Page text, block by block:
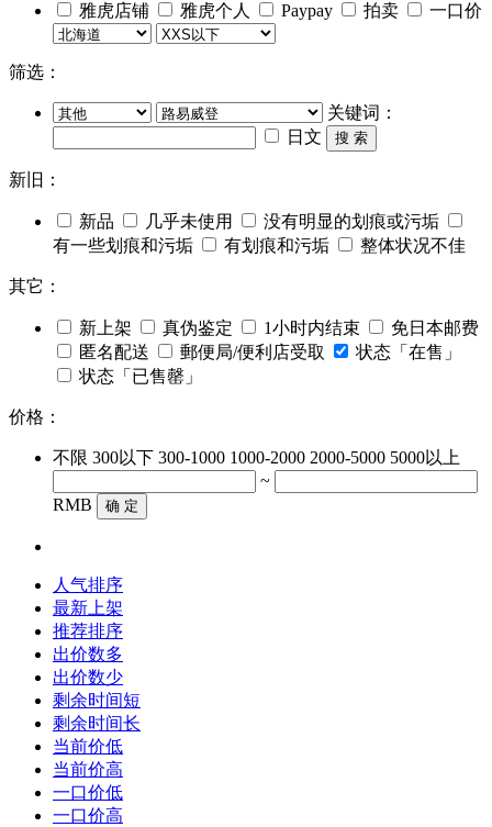
雅虎店铺 雅虎个人 Paypay 拍卖 一口价
筛选：
关键词：
日文
搜 索
新旧：
新品 几乎未使用
没有明显的划痕或污垢
有一些划痕和污垢
有划痕和污垢 整体状况不佳
其它：
新上架 真伪鉴定 1小时内结束
免日本邮费
匿名配送
郵便局/便利店受取
状态「在售」
状态「已售罄」
价格：
不限 300以下 300-1000 1000-2000 2000-5000 5000以上
~
RMB
确 定
人气排序
最新上架
推荐排序
出价数多
出价数少
剩余时间短
剩余时间长
当前价低
当前价高
一口价低
一口价高